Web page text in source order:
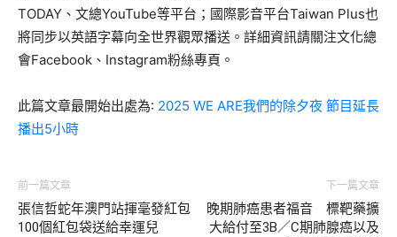
TODAY、文總YouTube等平台；國際影音平台Taiwan Plus也
將同步以英語字幕向全世界觀眾播送。詳細資訊請關注文化總
會Facebook、Instagram粉絲專頁。
此篇文章最開始出處為: 2025 WE ARE我們的除夕夜 節目延長
播出5小時
前一篇文章
張信哲蛇年澳門站揮毫發紅包
100個紅包袋送給幸運兒
下一篇文章
晚期肺癌患者福音 標靶藥擴
大給付至3B／C期肺腺癌以及